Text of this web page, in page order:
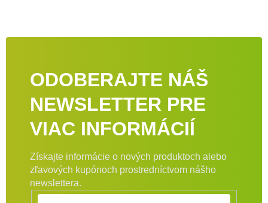
ODOBERAJTE NÁŠ
NEWSLETTER PRE
VIAC INFORMÁCIÍ
Získajte informácie o nových produktoch alebo
zľavových kupónoch prostredníctvom nášho
newslettera.